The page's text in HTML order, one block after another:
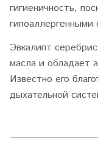
гигиеничность,
гипоаллергенными
Эвкалипт
масла и обладает
Известно его
дыхательной